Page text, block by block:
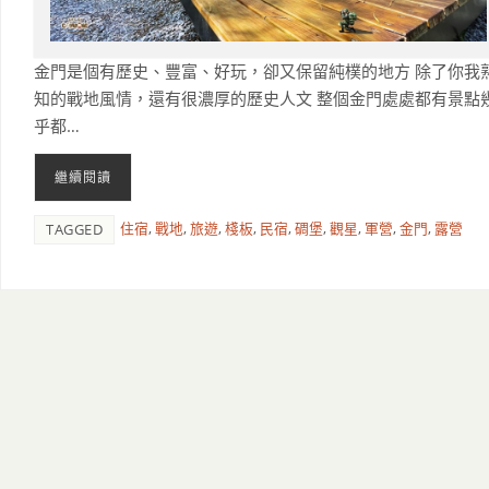
金門是個有歷史、豐富、好玩，卻又保留純樸的地方 除了你我
知的戰地風情，還有很濃厚的歷史人文 整個金門處處都有景點
乎都…
繼續閱讀
TAGGED 住宿,戰地,旅遊,棧板, 民宿,碉堡,觀星,軍營,金門, 露營